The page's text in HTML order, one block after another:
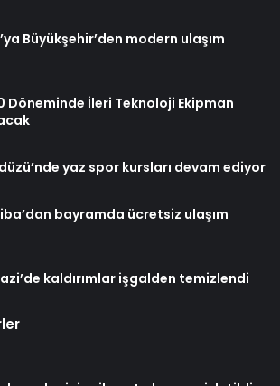
Büyükşehir’den modern ulaşım
Döneminde İleri Teknoloji Ekipman
yaz spor kursları devam ediyor
bayramda ücretsiz ulaşım
kaldırımlar işgalden temizlendi